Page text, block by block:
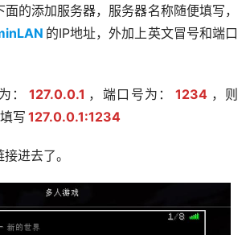
的添加服务器，服务器名称随便填写，
的IP地址，外加上英文冒号和端口
： 127.0.0.1 ，端口号为： 1234 ，则
写 127.0.0.1:1234
进去了。